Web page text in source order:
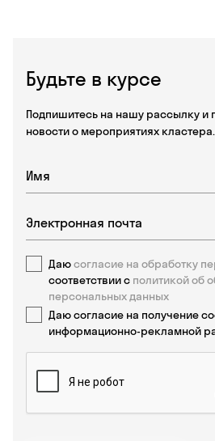
Будьте в курсе
Подпишитесь на нашу рассылку и
новости о мероприятиях кластера.
Даюсогласие на обработку
соответствии с политикой об
персональных данных
Даю согласие на получение
информационно-рекламной